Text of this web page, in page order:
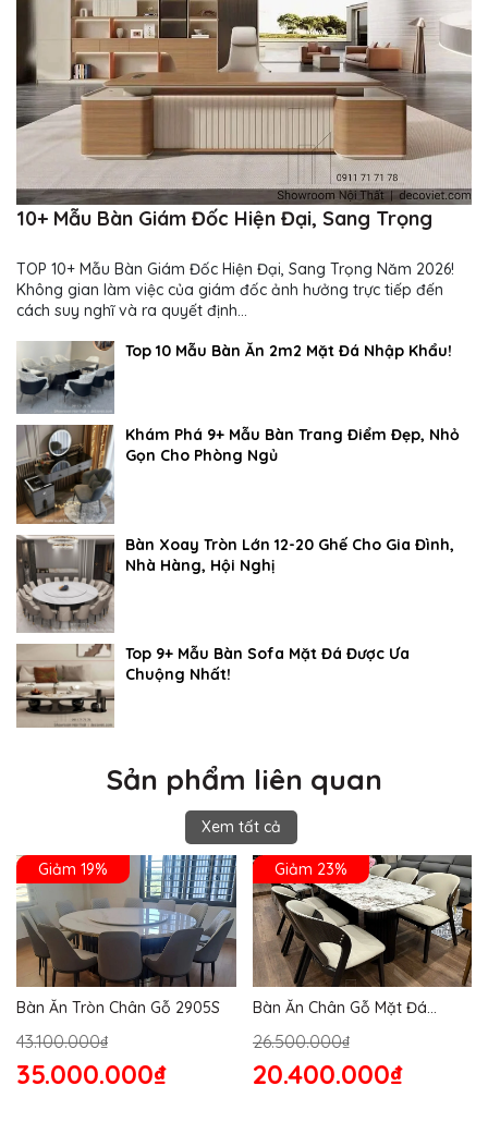
10+ Mẫu Bàn Giám Đốc Hiện Đại, Sang Trọng
TOP 10+ Mẫu Bàn Giám Đốc Hiện Đại, Sang Trọng Năm 2026!
Không gian làm việc của giám đốc ảnh hưởng trực tiếp đến
cách suy nghĩ và ra quyết định...
Top 10 Mẫu Bàn Ăn 2m2 Mặt Đá Nhập Khẩu!
Khám Phá 9+ Mẫu Bàn Trang Điểm Đẹp, Nhỏ
Gọn Cho Phòng Ngủ
Bàn Xoay Tròn Lớn 12-20 Ghế Cho Gia Đình,
Nhà Hàng, Hội Nghị
Top 9+ Mẫu Bàn Sofa Mặt Đá Được Ưa
Chuộng Nhất!
Sản phẩm liên quan
Xem tất cả
Giảm 19%
Bàn Ăn Tròn Chân Gỗ 2905S
43.100.000₫
35.000.000₫
Giảm 23%
Bàn Ăn Chân Gỗ Mặt Đá
26.500.000₫
20.400.000₫